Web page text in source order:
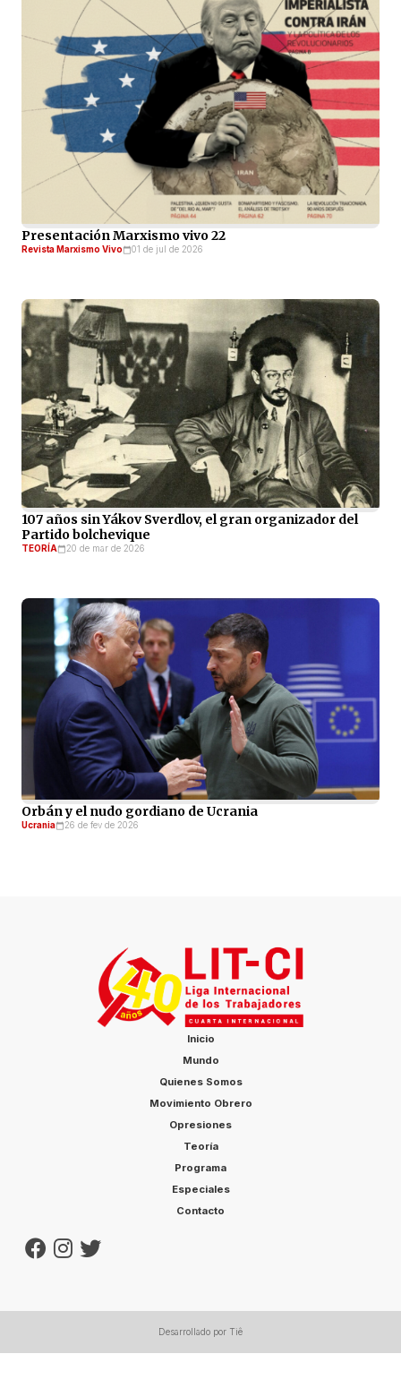
Presentación Marxismo vivo 22
Revista Marxismo Vivo 01 de jul de 2026
107 años sin Yákov Sverdlov, el gran organizador del
Partido bolchevique
TEORÍA 20 de mar de 2026
Orbán y el nudo gordiano de Ucrania
Ucrania 26 de fev de 2026
Inicio
Mundo
Quienes Somos
Movimiento Obrero
Opresiones
Teoría
Programa
Especiales
Contacto
Desarrollado por Tiê